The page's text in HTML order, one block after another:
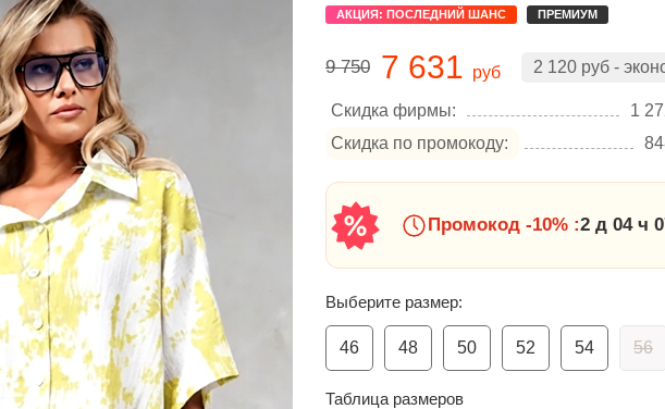
АКЦИЯ: ПОСЛЕДНИЙ ШАНС ПРЕМИУМ
9 750 7 631 руб 2 120 руб -
Скидка фирмы: 1
Скидка по промокоду:
Промокод -10% :2 д 04 ч
Выберите размер:
46 48 50 52 54 56
Таблица размеров